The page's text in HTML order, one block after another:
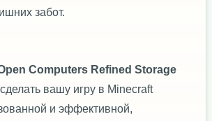
забот.
Computers Refined Storage
вашу игру в Minecraft
и эффективной,